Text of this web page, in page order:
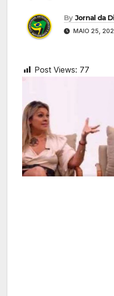
By Jornal da
MAIO 25,
Post Views: 77